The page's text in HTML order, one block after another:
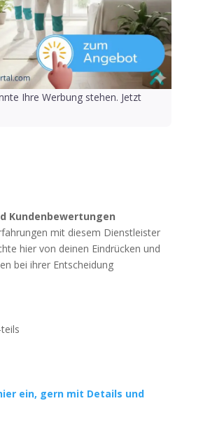
Ihre Werbung stehen. Jetzt
Kundenbewertungen
mit diesem Dienstleister
hier von deinen Eindrücken und
bei ihrer Entscheidung
ein, gern mit Details und